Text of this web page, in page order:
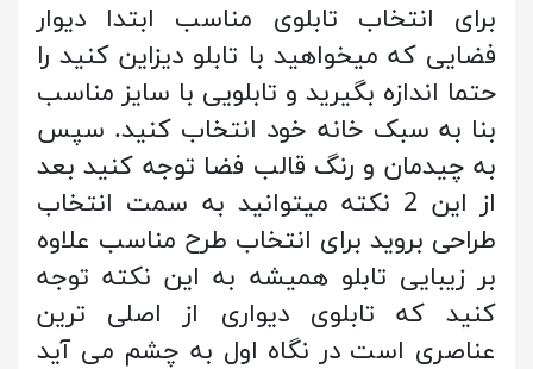
برای انتخاب تابلوی مناسب ابتدا دیوار
فضایی که میخواهید با تابلو دیزاین کنید را
حتما اندازه بگیرید و تابلویی با سایز مناسب
بنا به سبک خانه خود انتخاب کنید. سپس
به چیدمان و رنگ قالب فضا توجه کنید بعد
از این 2 نکته میتوانید به سمت انتخاب
طراحی بروید برای انتخاب طرح مناسب علاوه
بر زیبایی تابلو همیشه به این نکته توجه
کنید که تابلوی دیواری از اصلی ترین
عناصری است در نگاه اول به چشم می آید